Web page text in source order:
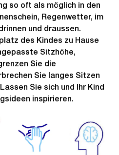
so oft als möglich in den
Regenwetter, im
und draussen.
des Kindes zu Hause
Sitzhöhe,
Sie die
Sie langes Sitzen
Sie sich und Ihr Kind
inspirieren.